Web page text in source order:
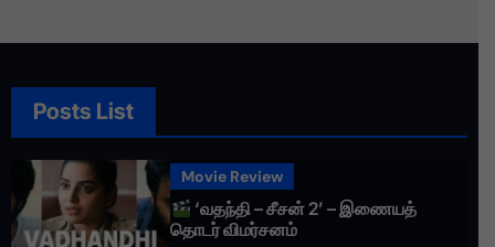
Posts List
Movie Review
‘வதந்தி – சீசன் 2’ – இணையத்
தொடர் விமர்சனம்